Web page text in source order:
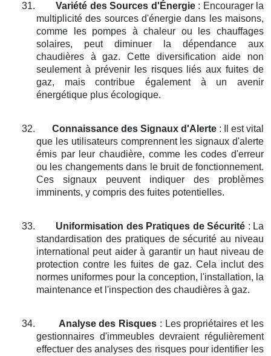
31. Variété des Sources d'Énergie: Encourager la
multiplicité des sources d'énergie dans les maisons,
comme les pompes à chaleur ou les chauffages
solaires, peut diminuer la dépendance aux
chaudières à gaz. Cette diversification aide non
seulement à prévenir les risques liés aux fuites de
gaz, mais contribue également à un avenir
énergétique plus écologique.
32. Connaissance des Signaux d'Alerte : Il est vital
que les utilisateurs comprennent les signaux d'alerte
émis par leur chaudière, comme les codes d'erreur
ou les changements dans le bruit de fonctionnement.
Ces signaux peuvent indiquer des problèmes
imminents, y compris des fuites potentielles.
33. Uniformisation des Pratiques de Sécurité : La
standardisation des pratiques de sécurité au niveau
international peut aider à garantir un haut niveau de
protection contre les fuites de gaz. Cela inclut des
normes uniformes pour la conception, l'installation, la
maintenance et l'inspection des chaudières à gaz.
34. Analyse des Risques : Les propriétaires et les
gestionnaires d'immeubles devraient régulièrement
effectuer des analyses des risques pour identifier les